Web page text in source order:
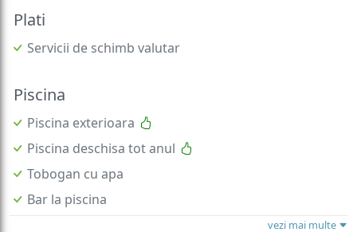
Plati
Servicii de schimb valutar
Piscina
Piscina exterioara
Piscina deschisa tot anul
Tobogan cu apa
Bar la piscina
vezi mai multe